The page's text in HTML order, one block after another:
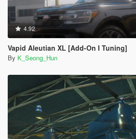
4.92
Vapid Aleutian XL [Add-On I Tuning]
By K_Seong_Hun